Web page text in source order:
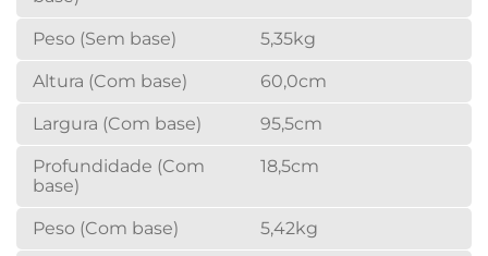
Peso (Sem base) 5,35kg
Altura (Com base) 60,0cm
Largura (Com base) 95,5cm
Profundidade (Com
base)
18,5cm
Peso (Com base) 5,42kg